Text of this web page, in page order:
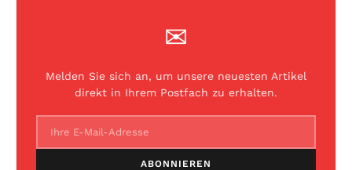
✉
Melden Sie sich an, um unsere neuesten Artikel
direkt in Ihrem Postfach zu erhalten.
ABONNIEREN